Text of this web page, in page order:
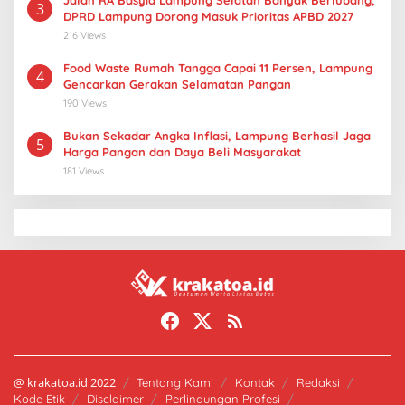
3
DPRD Lampung Dorong Masuk Prioritas APBD 2027
216 Views
4
Food Waste Rumah Tangga Capai 11 Persen, Lampung
Gencarkan Gerakan Selamatan Pangan
190 Views
5
Bukan Sekadar Angka Inflasi, Lampung Berhasil Jaga
Harga Pangan dan Daya Beli Masyarakat
181 Views
@ krakatoa.id 2022 Tentang Kami Kontak
Redaksi
Kode Etik
Disclaimer Perlindungan Profesi